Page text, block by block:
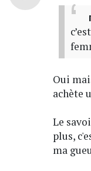
Oui
achète
Le
plus,
ma